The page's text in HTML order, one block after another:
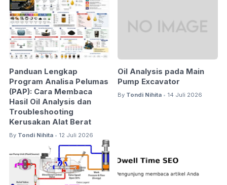
Panduan Lengkap
Program Analisa Pelumas
(PAP): Cara Membaca
Hasil Oil Analysis dan
Troubleshooting
Kerusakan Alat Berat
By Tondi Nihita • 12 Juli 2026
Oil Analysis pada Main
Pump Excavator
By Tondi Nihita • 14 Juli 2026